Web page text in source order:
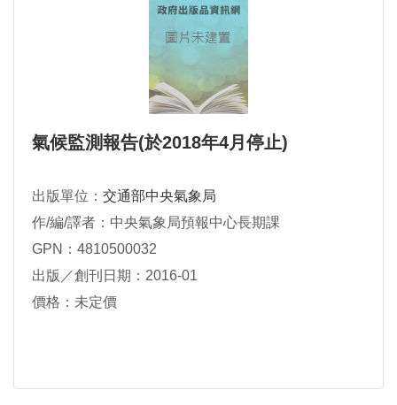
氣候監測報告(於2018年4月停止)
出版單位： 交通部中央氣象局
作/編/譯者：中央氣象局預報中心長期課
GPN：4810500032
出版／創刊日期：2016-01
價格：未定價